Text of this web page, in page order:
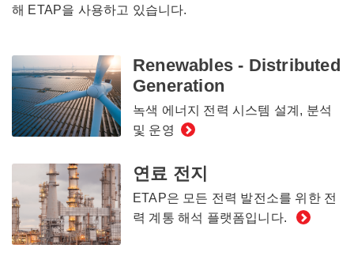
해 ETAP을 사용하고 있습니다.
Renewables - Distributed
Generation
녹색 에너지 전력 시스템 설계, 분석
및 운영
연료 전지
ETAP은 모든 전력 발전소를 위한 전
력 계통 해석 플랫폼입니다.